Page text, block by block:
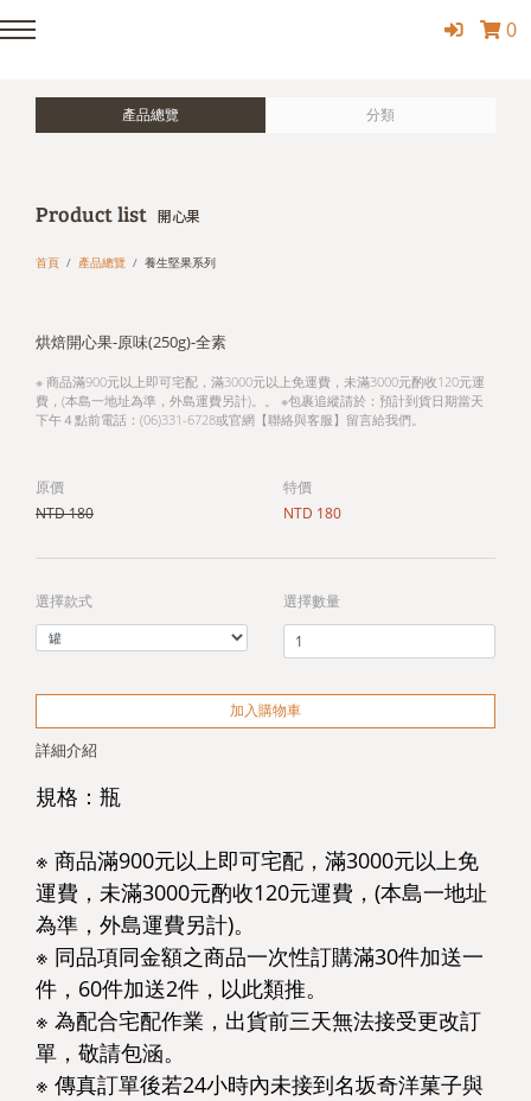
0
產品總覽 分類
Product list 開心果
首頁 產品總覽 養生堅果系列
烘焙開心果-原味(250g)-全素
※ 商品滿900元以上即可宅配，滿3000元以上免運費，未滿3000元酌收120元運
費，(本島一地址為準，外島運費另計)。。 ※包裹追縱請於：預計到貨日期當天
下午４點前電話：(06)331-6728或官網【聯絡與客服】留言給我們。
原價
NTD 180
特價
NTD 180
選擇款式 選擇數量
加入購物車
詳細介紹
規格：瓶
※ 商品滿900元以上即可宅配，滿3000元以上免
運費，未滿3000元酌收120元運費，(本島一地址
為準，外島運費另計)。
※ 同品項同金額之商品一次性訂購滿30件加送一
件，60件加送2件，以此類推。
※ 為配合宅配作業，出貨前三天無法接受更改訂
單，敬請包涵。
※ 傳真訂單後若24小時內未接到名坂奇洋菓子與